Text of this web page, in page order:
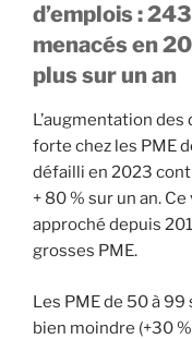
d’emplois :
menacés en
plus sur un an
L’augmentation
forte chez les PME
défailli en 2023
+ 80 % sur un an.
approché depuis
grosses PME.
Les PME de 50 à
bien moindre (+30